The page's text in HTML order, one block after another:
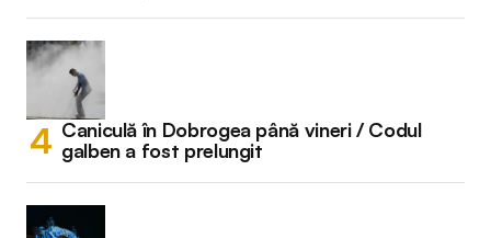
Caniculă în Dobrogea până vineri / Codul
galben a fost prelungit